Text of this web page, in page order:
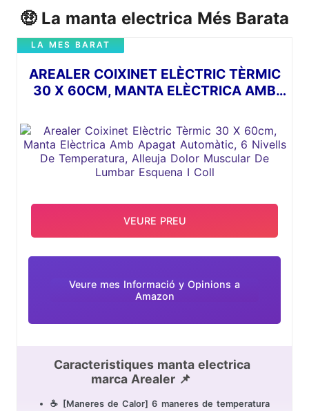
🤑 La manta electrica Més Barata
AREALER COIXINET ELÈCTRIC TÈRMIC
30 X 60CM, MANTA ELÈCTRICA AMB
TEMPERATURA, ALLEUJA DOLOR
MUSCULAR DE LUMBAR ESQUENA I
COLL
LA MES BARAT
Veure mes Informació y Opinions a
Amazon
Caracteristiques manta electrica
marca Arealer 📌
☕ [Maneres de Calor] 6 maneres de temperatura
VEURE PREU